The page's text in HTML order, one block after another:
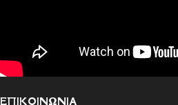
ΕΠΙΚΟΙΝΩΝΙΑ